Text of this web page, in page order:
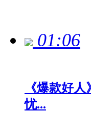
01:06
《爆款好
忧...